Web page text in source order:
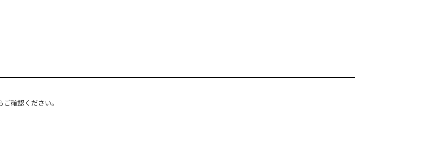
ご確認ください。